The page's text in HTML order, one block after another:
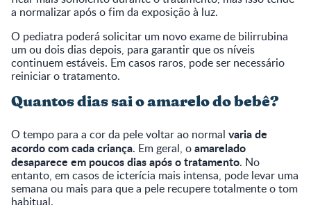
a normalizar após o fim da exposição à luz.
O pediatra poderá solicitar um novo exame de bilirrubina
um ou dois dias depois, para garantir que os níveis
continuem estáveis. Em casos raros, pode ser necessário
reiniciar o tratamento.
Quantos dias sai o amarelo do bebê?
O tempo para a cor da pele voltar ao normal varia de
acordo com cada criança. Em geral, oamarelado
desaparece em poucos dias após o tratamento. No
entanto, em casos de icterícia mais intensa, pode levar uma
semana ou mais para que a pele recupere totalmente o tom
habitual.